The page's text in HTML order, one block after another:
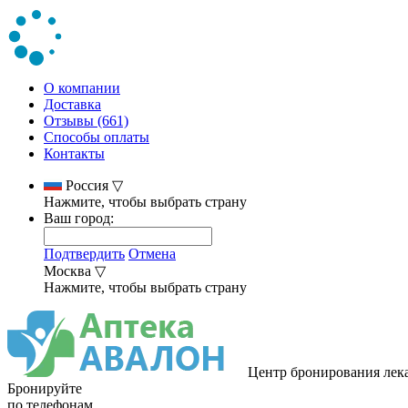
О компании
Доставка
Отзывы (661)
Способы оплаты
Контакты
Россия ▽
Нажмите, чтобы выбрать страну
Ваш город:
Подтвердить Отмена
Москва ▽
Нажмите, чтобы выбрать страну
Центр бронирования
Бронируйте
по телефонам